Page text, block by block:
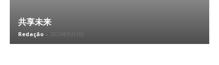
共享未来
Redação - 2026年8月3日